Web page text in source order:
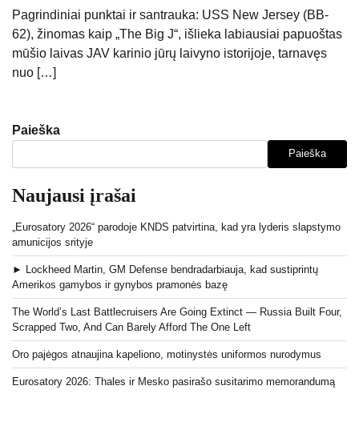
Pagrindiniai punktai ir santrauka: USS New Jersey (BB-
62), žinomas kaip „The Big J“, išlieka labiausiai papuoštas
mūšio laivas JAV karinio jūrų laivyno istorijoje, tarnavęs
nuo […]
Paieška
Paieška
Naujausi įrašai
„Eurosatory 2026“ parodoje KNDS patvirtina, kad yra lyderis slapstymo
amunicijos srityje
► Lockheed Martin, GM Defense bendradarbiauja, kad sustiprintų
Amerikos gamybos ir gynybos pramonės bazę
The World’s Last Battlecruisers Are Going Extinct — Russia Built Four,
Scrapped Two, And Can Barely Afford The One Left
Oro pajėgos atnaujina kapeliono, motinystės uniformos nurodymus
Eurosatory 2026: Thales ir Mesko pasirašo susitarimo memorandumą